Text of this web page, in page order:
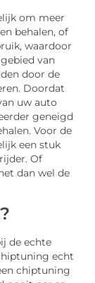
om meer
behalen, of
waardoor
van
door de
Doordat
uw auto
geneigd
Voor de
een stuk
Of
dan wel de
de echte
echt
chiptuning